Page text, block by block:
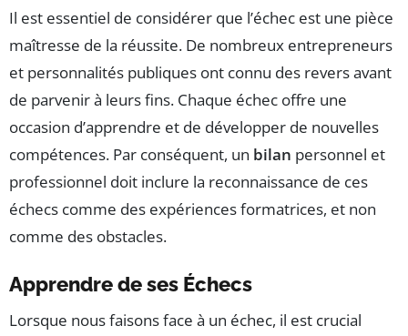
Il est essentiel de considérer que l’échec est une pièce
maîtresse de la réussite. De nombreux entrepreneurs
et personnalités publiques ont connu des revers avant
de parvenir à leurs fins. Chaque échec offre une
occasion d’apprendre et de développer de nouvelles
compétences. Par conséquent, un bilan personnel et
professionnel doit inclure la reconnaissance de ces
échecs comme des expériences formatrices, et non
comme des obstacles.
Apprendre de ses Échecs
Lorsque nous faisons face à un échec, il est crucial